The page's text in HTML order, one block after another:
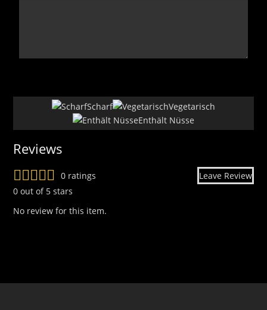
Scharf
Vegetarisch
Enthält Nüsse
Reviews
0 ratings
Leave Review
0 out of 5 stars
No review for this item.